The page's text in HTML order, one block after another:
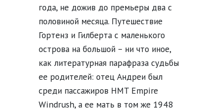
года, не дожив до премьеры два с
половиной месяца. Путешествие
Гортенз и Гилберта с маленького
острова на большой – ни что иное,
как литературная парафраза судьбы
ее родителей: отец Андреи был
среди пассажиров HMT Empire
Windrush, а ее мать в том же 1948